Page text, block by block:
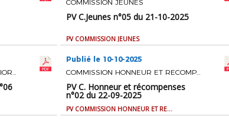
COMMISSION JEUNES
PV C.Jeunes n°05 du 21-10-2025
PV COMMISSION JEUNES
COMMISSION COMPETITIONS SENIORS M
Publié le 10-10-2025
COMMISSION HONNEUR ET RECOMPENSES
PV C. Honneur et récompenses
n°02 du 22-09-2025
PV COMMISSION HONNEUR ET RECOMPENSES